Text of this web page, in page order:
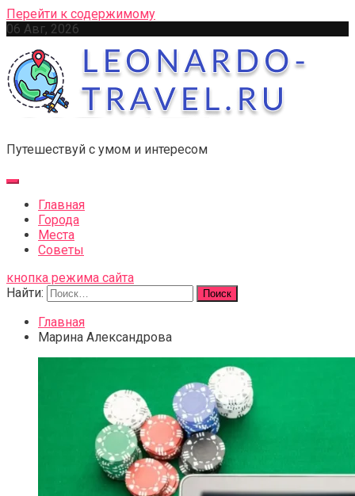
Перейти к содержимому
06 Авг, 2026
Путешествуй с умом и интересом
Главная
Города
Места
Советы
кнопка режима сайта
Найти:
Главная
Марина Александрова